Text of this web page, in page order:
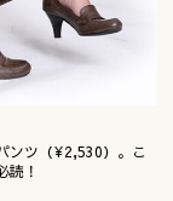
ンツ（¥2,530）。こ
読！